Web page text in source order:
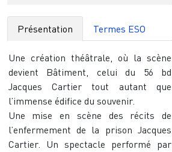
Présentation Termes ESO
Une création théâtrale, où la scène
devient Bâtiment, celui du 56 bd
Jacques Cartier tout autant que
l’immense édifice du souvenir.
Une mise en scène des récits de
l’enfermement de la prison Jacques
Cartier. Un spectacle performé par